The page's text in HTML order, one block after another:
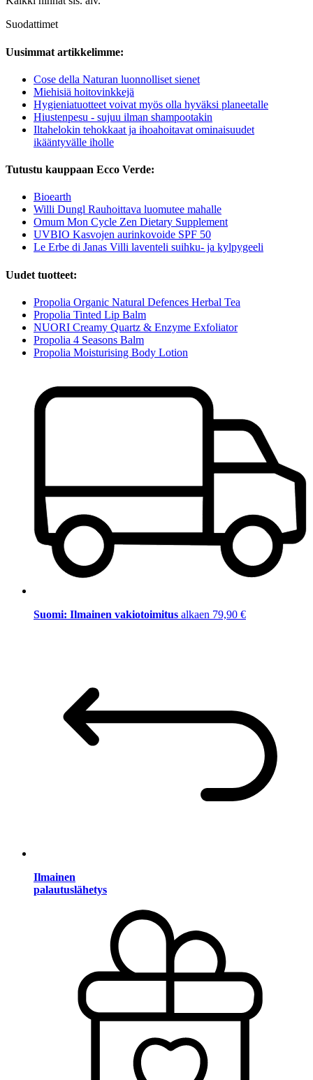
Suodattimet
Uusimmat artikkelimme:
Cose della Naturan luonnolliset sienet
Miehisiä hoitovinkkejä
Hygieniatuotteet voivat myös olla hyväksi planeetalle
Hiustenpesu - sujuu ilman shampootakin
Iltahelokin tehokkaat ja ihoahoitavat ominaisuudet
ikääntyvälle iholle
Tutustu kauppaan Ecco Verde:
Bioearth
Willi Dungl Rauhoittava luomutee mahalle
Omum Mon Cycle Zen Dietary Supplement
UVBIO Kasvojen aurinkovoide SPF 50
Le Erbe di Janas Villi laventeli suihku- ja kylpygeeli
Uudet tuotteet:
Propolia Organic Natural Defences Herbal Tea
Propolia Tinted Lip Balm
NUORI Creamy Quartz & Enzyme Exfoliator
Propolia 4 Seasons Balm
Propolia Moisturising Body Lotion
Suomi: Ilmainen vakiotoimitus alkaen 79,90 €
Ilmainen
palautuslähetys